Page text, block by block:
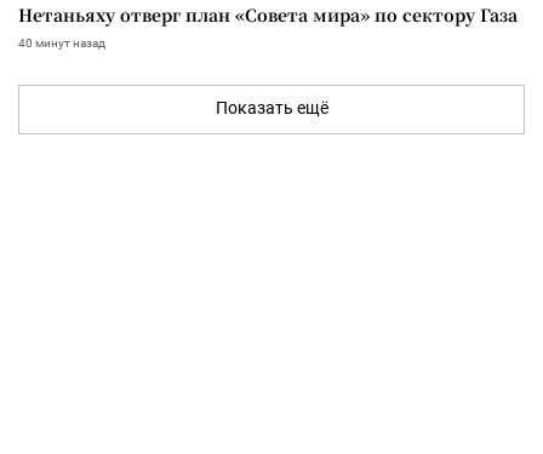
Нетаньяху отверг план «Совета мира» по сектору Газа
40 минут назад
Показать ещё